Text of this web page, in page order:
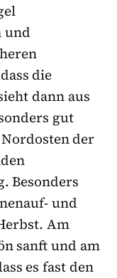
und
die
dann aus
gut
der
Besonders
und
Am
sanft und am
es fast den